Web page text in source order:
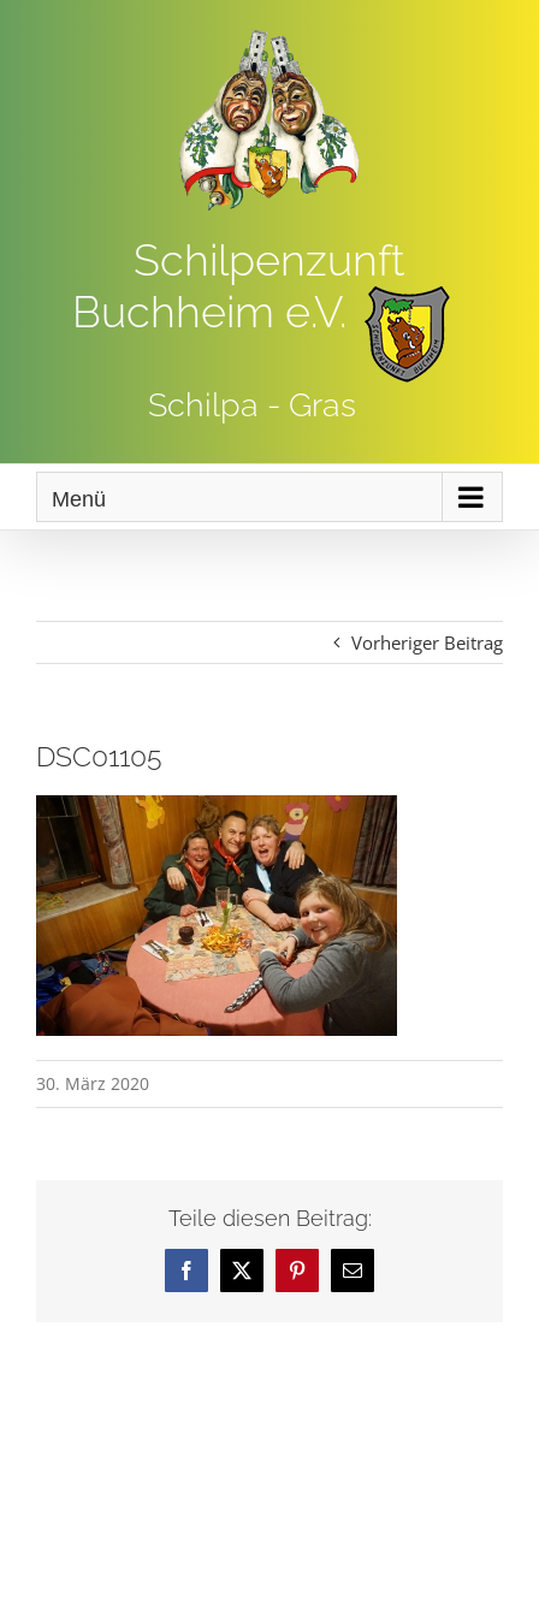
Schilpenzunft
Buchheim e.V.
Schilpa - Gras
Menü
Vorheriger Beitrag
DSC01105
30. März 2020
Teile diesen Beitrag:
Facebook
X Pinterest
E-
Mail